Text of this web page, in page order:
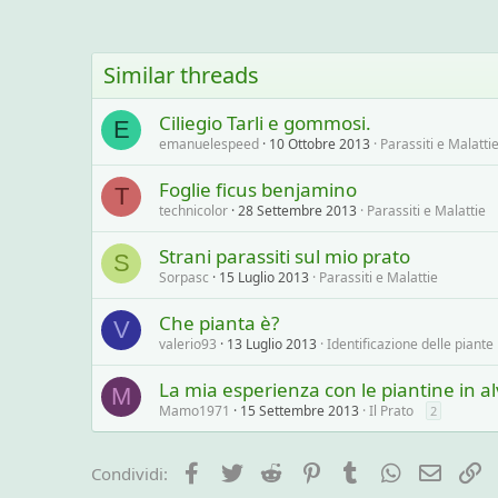
Similar threads
E Ciliegio Tarli e gommosi.
emanuelespeed 10 Ottobre 2013 Parassiti e Malattie
T Foglie ficus benjamino
technicolor 28 Settembre 2013 Parassiti e Malattie
S Strani parassiti sul mio prato
Sorpasc 15 Luglio 2013 Parassiti e Malattie
V Che pianta è?
valerio93 13 Luglio 2013 Identificazione delle piante
M La mia esperienza con le piantine in
Mamo1971 15 Settembre 2013 Il Prato 2
Condividi: Facebook
Twitter Reddit PinterestTumblr WhatsApp
e-mail